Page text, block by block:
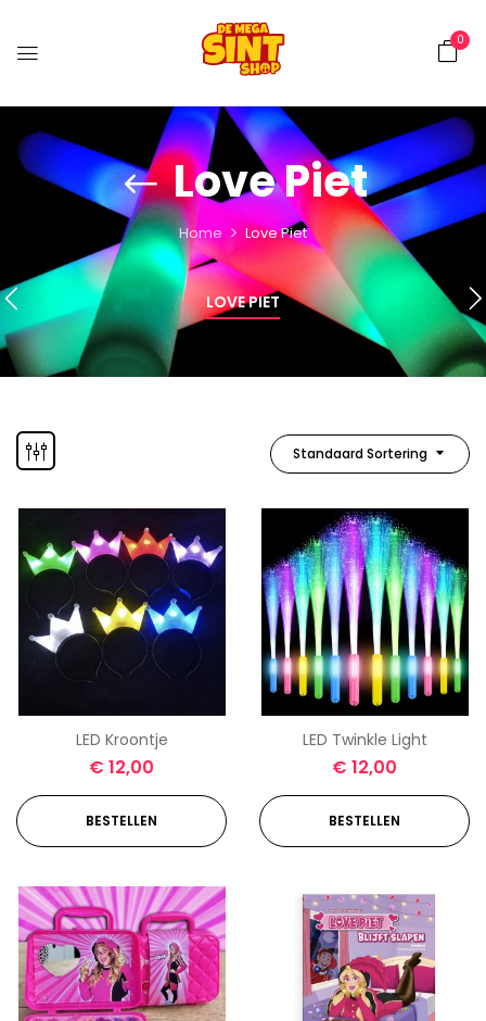
0
Love Piet
Home Love Piet
LOVE PIET
Standaard Sortering
LED Kroontje
€ 12,00
BESTELLEN
LED Twinkle Light
€ 12,00
BESTELLEN